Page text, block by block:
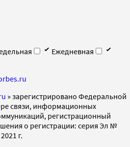
Ежедневная
» зарегистрировано Федеральной
связи, информационных
регистрационный
о регистрации: серия Эл №
г.